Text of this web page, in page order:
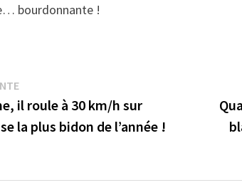
bourdonnante !
Publication
précédente :
il roule à 30 km/h sur
la plus bidon de l’année !